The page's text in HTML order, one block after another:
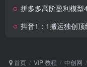
拼多多高阶盈利模型49期
抖音1：1搬运独创顶级玩法！
首页 VIP 教程 中创网